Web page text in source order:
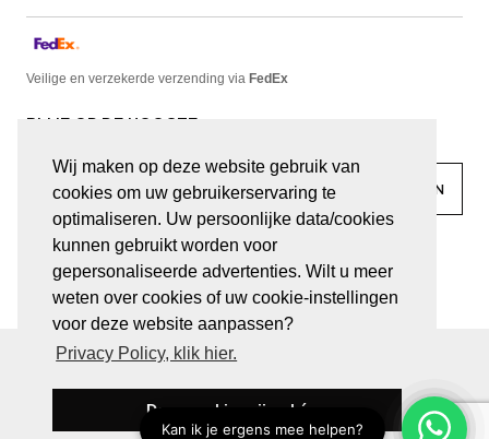
Wij maken op deze website gebruik van
cookies om uw gebruikerservaring te
optimaliseren. Uw persoonlijke data/cookies
kunnen gebruikt worden voor
gepersonaliseerde advertenties. Wilt u meer
weten over cookies of uw cookie-instellingen
voor deze website aanpassen?
Privacy Policy, klik hier.
Deze cookies zijn oké
Veilige en verzekerde verzending via FedEx
BLIJF OP DE HOOGTE
facebook linkedin
© JUWELEN HAESEVOETS 2026